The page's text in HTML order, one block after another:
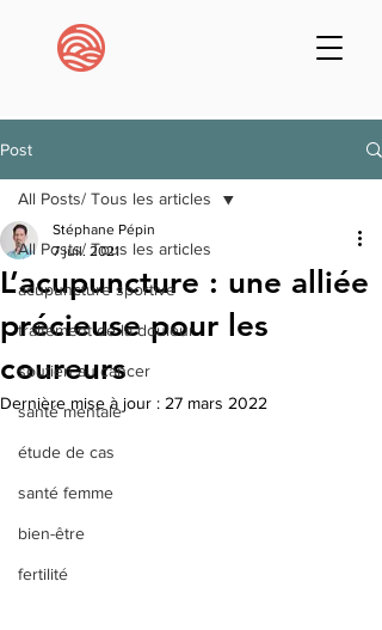
Post
All Posts/ Tous les articles
acupuncture sportive
traitement de la douleur
soutien au cancer
santé mentale
étude de cas
santé femme
bien-être
fertilité
All Posts/ Tous les articles
L’acupuncture : une alliée
précieuse pour les
coureurs
Stéphane Pépin
7 juil. 2021
Dernière mise à jour : 27 mars 2022